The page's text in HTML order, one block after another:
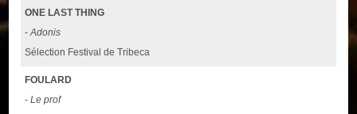
ONE LAST THING
-Adonis
Sélection Festival de Tribeca
FOULARD
-Le prof